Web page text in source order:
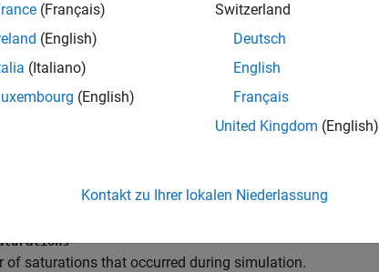
output value that occurred during simulation.
output value that occurred during simulation.
of overflows that occurred during simulation.
of saturations that occurred during simulation.
(Français)
(English)
(Italiano)
(English)
Switzerland
Deutsch
English
Français
United Kingdom (English)
Kontakt zu Ihrer lokalen Niederlassung